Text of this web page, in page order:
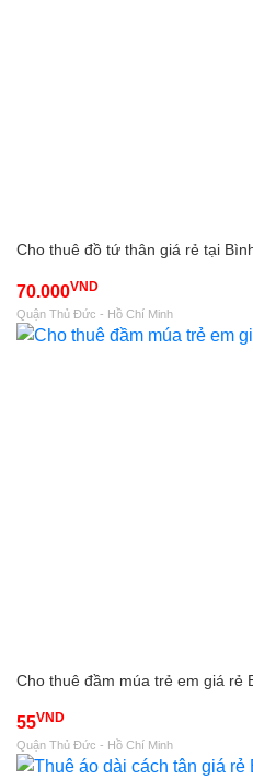
Cho thuê đồ tứ thân giá rẻ tại
70.000VND
Quận Thủ Đức - Hồ Chí Minh
Cho thuê đầm múa trẻ em giá rẻ
55VND
Quận Thủ Đức - Hồ Chí Minh